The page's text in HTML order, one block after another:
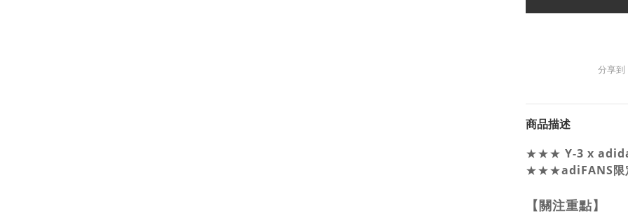
分享到
商品描述
★★★ Y-3 x
★★★adiFANS限
【關注重點】